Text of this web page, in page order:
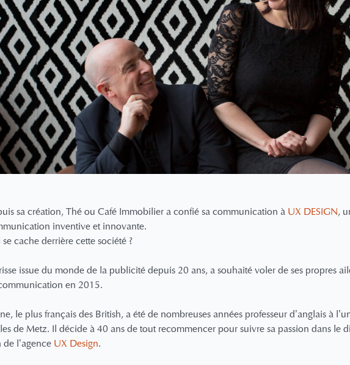
sa création, Thé ou Café Immobilier a confié sa communication à UX DESIGN,
inventive et innovante.
cache derrière cette société ?
issue du monde de la publicité depuis 20 ans, a souhaité voler de ses propres
en 2015.
le plus français des British, a été de nombreuses années professeur d’anglais à
de Metz. Il décide à 40 ans de tout recommencer pour suivre sa passion dans le
de l’agence UX Design.